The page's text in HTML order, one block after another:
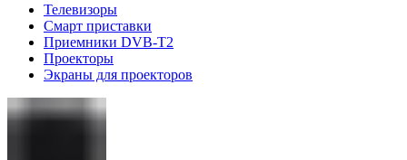
Телевизоры
Смарт приставки
Приемники DVB-T2
Проекторы
Экраны для проекторов